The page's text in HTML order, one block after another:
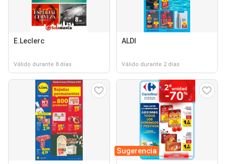
E.Leclerc
Válido durante 8 días
ALDI
Válido durante 2 días
Sugerencia